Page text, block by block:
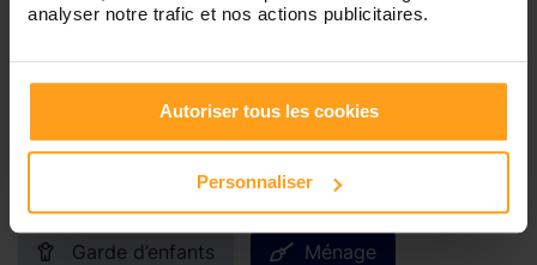
analyser notre trafic et nos actions publicitaires.
Autoriser tous les cookies
Personnaliser
Dimanche Disponible de 00:00 à 00:00
Services proposés
Garde d’enfants Ménage